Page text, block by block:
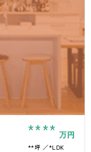
**** 万円
**坪 *LDK